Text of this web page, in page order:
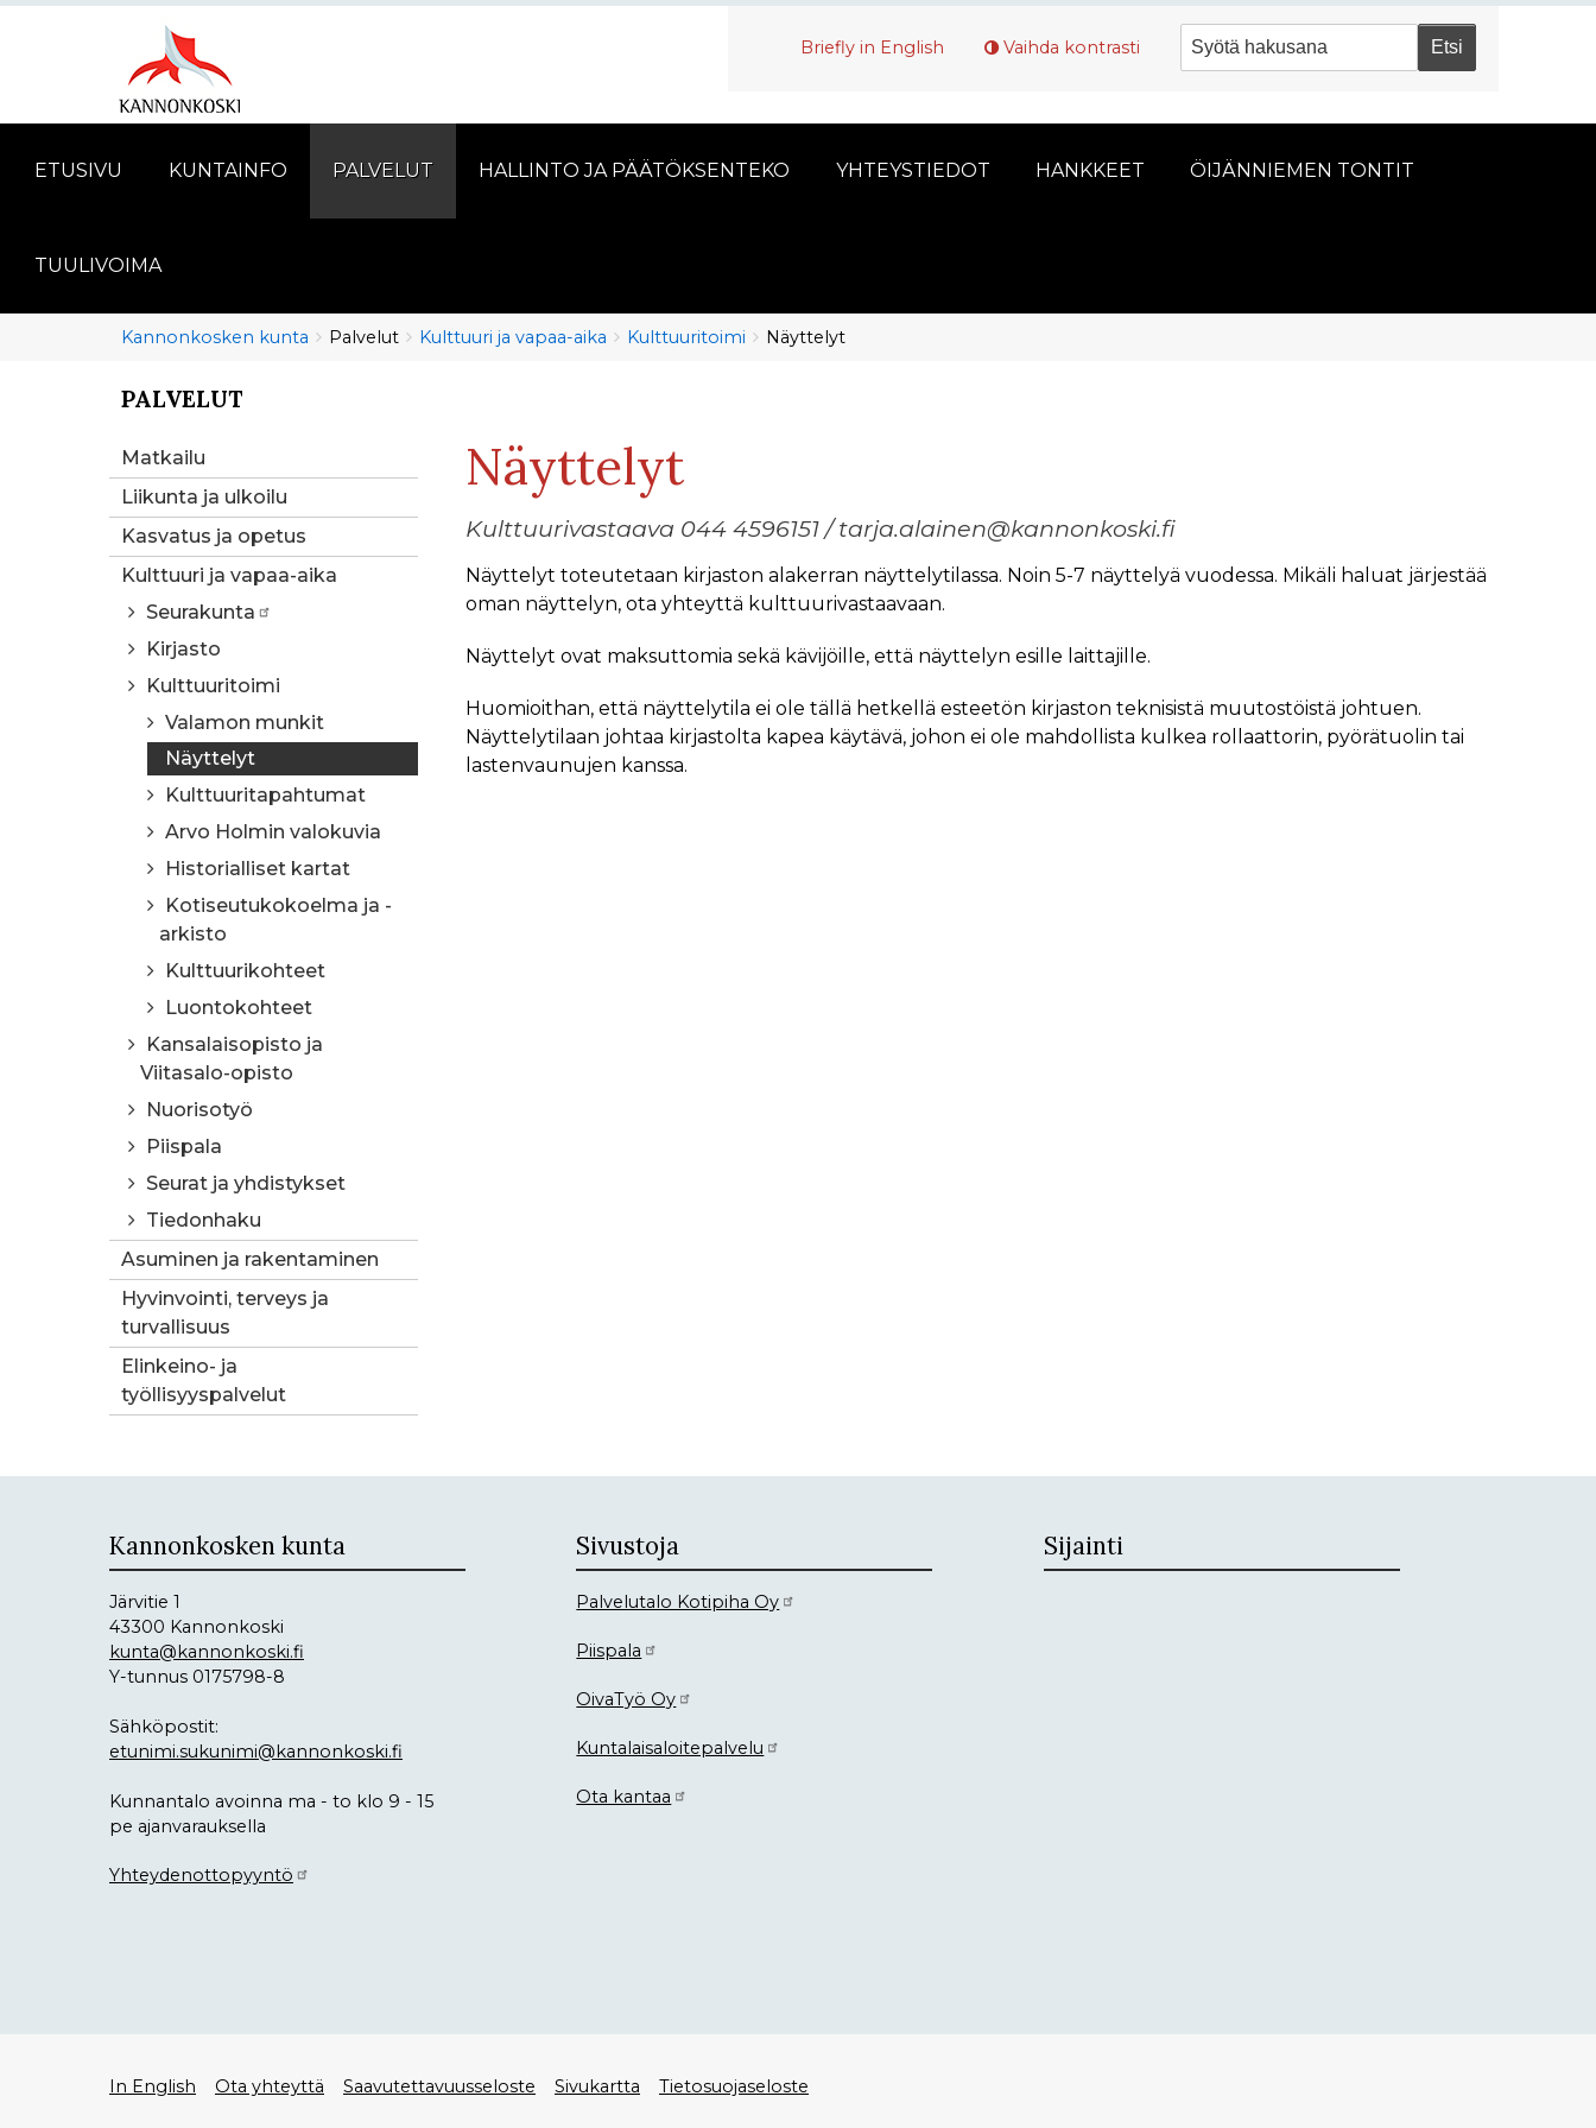
Briefly in English Vaihda kontrasti
ETUSIVU KUNTAINFO PALVELUT HALLINTO JA PÄÄTÖKSENTEKO YHTEYSTIEDOT HANKKEET ÖIJÄNNIEMEN TONTIT
TUULIVOIMA
Murupolku
You
here:
Kannonkosken kunta Palvelut Kulttuuri ja vapaa-aika Kulttuuritoimi Näyttelyt
You
here:
PALVELUT
Matkailu
Liikunta ja ulkoilu
Kasvatus ja opetus
Kulttuuri ja vapaa-aika
Seurakunta
Kirjasto
Kulttuuritoimi
Valamon munkit
Näyttelyt
Kulttuuritapahtumat
Arvo Holmin valokuvia
Historialliset kartat
Kotiseutukokoelma ja -
arkisto
Kulttuurikohteet
Luontokohteet
Kansalaisopisto ja
Viitasalo-opisto
Nuorisotyö
Piispala
Seurat ja yhdistykset
Tiedonhaku
Asuminen ja rakentaminen
Hyvinvointi, terveys ja
turvallisuus
Elinkeino- ja
työllisyyspalvelut
Näyttelyt
Kulttuurivastaava 044 4596151 / tarja.alainen@kannonkoski.fi
Näyttelyt toteutetaan kirjaston alakerran näyttelytilassa. Noin 5-7 näyttelyä vuodessa. Mikäli haluat järjestää
oman näyttelyn, ota yhteyttä kulttuurivastaavaan.
Näyttelyt ovat maksuttomia sekä kävijöille, että näyttelyn esille laittajille.
Huomioithan, että näyttelytila ei ole tällä hetkellä esteetön kirjaston teknisistä muutostöistä johtuen.
Näyttelytilaan johtaa kirjastolta kapea käytävä, johon ei ole mahdollista kulkea rollaattorin, pyörätuolin tai
lastenvaunujen kanssa.
Kannonkosken kunta
Järvitie 1
43300 Kannonkoski
kunta@kannonkoski.fi
Y-tunnus 0175798-8
Sähköpostit:
etunimi.sukunimi@kannonkoski.fi
Kunnantalo avoinna ma - to klo 9 - 15
pe ajanvarauksella
Yhteydenottopyyntö
Sivustoja
Palvelutalo Kotipiha Oy
Piispala
OivaTyö Oy
Kuntalaisaloitepalvelu
Ota kantaa
Sijainti
Alatunniste
In English Ota yhteyttä Saavutettavuusseloste Sivukartta Tietosuojaseloste